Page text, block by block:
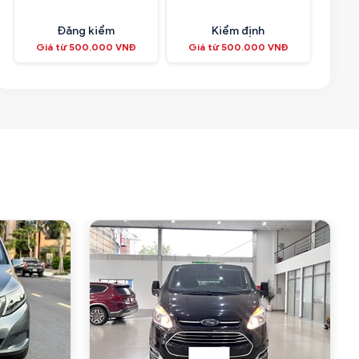
Đăng kiểm
Giá từ 500.000 VNĐ
Kiểm định
Giá từ 500.000 VNĐ